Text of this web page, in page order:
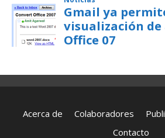
Acerca de Colaboradores
Contacto